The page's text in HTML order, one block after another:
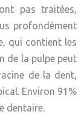
pas traitées,
profondément
qui contient les
de la pulpe peut
de la dent,
Environ 91%
dentaire.